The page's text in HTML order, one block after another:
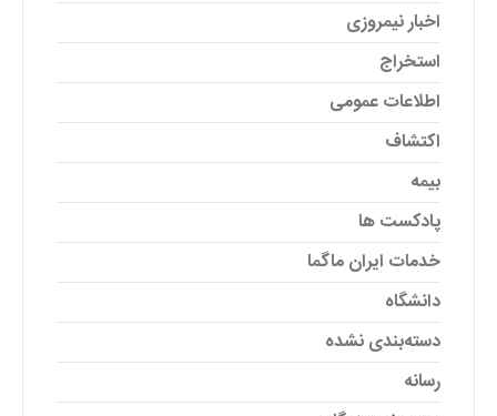
اخبار نیمروزی
استخراج
اطلاعات عمومی
اکتشاف
بیمه
پادکست ها
خدمات ایران ماگما
دانشگاه
دسته‌بندی نشده
رسانه